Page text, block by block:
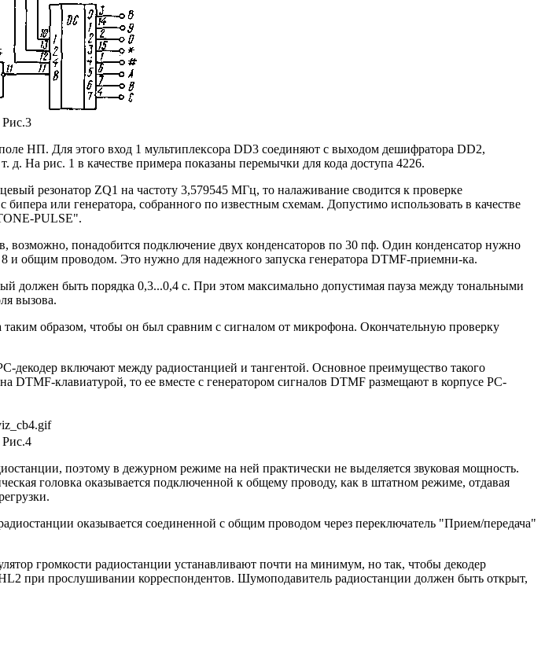
Рис.3
НП. Для этого вход 1 мультиплексора DD3 соединяют с выходом дешифратора DD2,
На рис. 1 в качестве примера показаны перемычки для кода доступа 4226.
резонатор ZQ1 на частоту 3,579545 МГц, то налаживание сводится к проверке
или генератора, собранного по известным схемам. Допустимо использовать в качестве
PULSE".
понадобится подключение двух конденсаторов по 30 пф. Один конденсатор нужно
общим проводом. Это нужно для надежного запуска генератора DTMF-приемни-ка.
должен быть порядка 0,3...0,4 с. При этом максимально допустимая пауза между тональными
вызова.
образом, чтобы он был сравним с сигналом от микрофона. Окончательную проверку
декодер включают между радиостанцией и тангентой. Основное преимущество такого
DTMF-клавиатурой, то ее вместе с генератором сигналов DTMF размещают в корпусе PC-
Рис.4
поэтому в дежурном режиме на ней практически не выделяется звуковая мощность.
головка оказывается подключенной к общему проводу, как в штатном режиме, отдавая
оказывается соединенной с общим проводом через переключатель "Прием/передача"
громкости радиостанции устанавливают почти на минимум, но так, чтобы декодер
при прослушивании корреспондентов. Шумоподавитель радиостанции должен быть открыт,